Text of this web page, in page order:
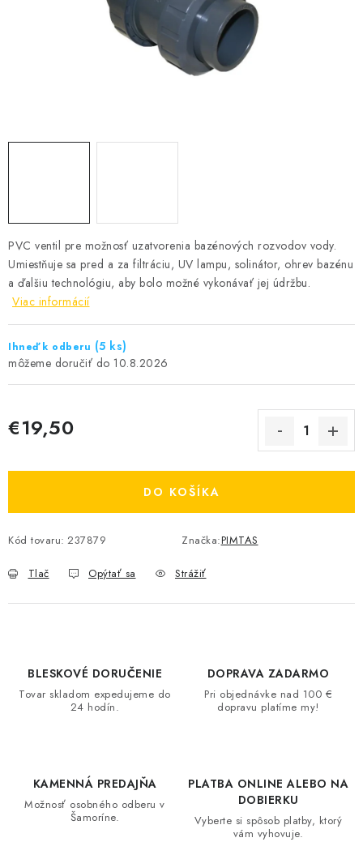
PVC ventil pre možnosť uzatvorenia bazénových rozvodov vody.
Umiestňuje sa pred a za filtráciu, UV lampu, solinátor, ohrev bazénu
a ďalšiu technológiu, aby bolo možné vykonávať jej údržbu.
Viac informácií
Ihneď k odberu (5 ks)
10.8.2026
€19,50
DO KOŠÍKA
Kód tovaru: 237879 Značka:PIMTAS
Tlač Opýtať sa Strážiť
BLESKOVÉ DORUČENIE
Tovar skladom expedujeme do
24 hodín.
DOPRAVA ZADARMO
Pri objednávke nad 100 €
dopravu platíme my!
KAMENNÁ PREDAJŇA
Možnosť osobného odberu v
Šamoríne.
PLATBA ONLINE ALEBO NA
DOBIERKU
Vyberte si spôsob platby, ktorý
vám vyhovuje.